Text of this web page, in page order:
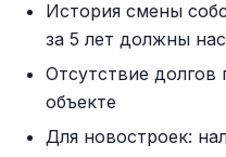
История смены
за 5 лет должны
Отсутствие
объекте
Для новостроек: